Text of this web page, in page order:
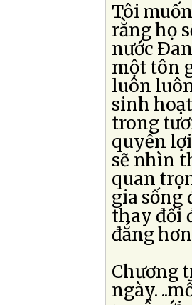
Tôi
rằng họ
nước
một tôn
luôn
sinh
trong
quyền
sẽ nhìn
quan
gia sống
thay đổi
đắng
Chương
ngày.